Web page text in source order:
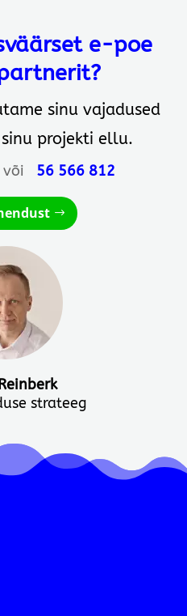
e-poe
sinu vajadused
projekti ellu.
56 566 812
strateeg